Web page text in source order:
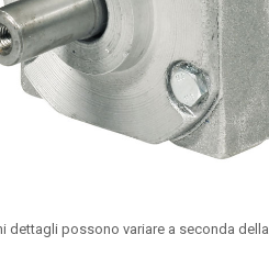
dettagli possono variare a seconda della